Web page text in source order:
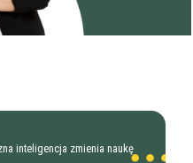
inteligencja zmienia naukę